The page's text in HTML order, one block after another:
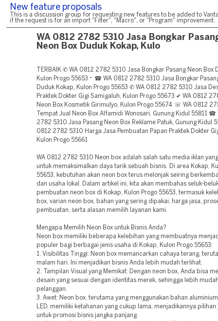
New feature proposals
This is a discussion group for requesting new features to be added to
if the request is for an import "Filter", "Macro", or "Program" improvement.
WA 0812 2782 5310 Jasa Bongkar
Neon Box Duduk Kokap, Kulo
TERBAIK ✆ WA 0812 2782 5310 Jasa Bongkar Pasang Neon Box
Kulon Progo 55653 ~ ☎ WA 0812 2782 5310 Jasa Bongkar
Duduk Kokap, Kulon Progo 55653 ✆ WA 0812 2782 5310 Jasa
Praktek Dokter Gigi Samigaluh, Kulon Progo 55673 ✔ WA 0812
Neon Box Kosmetik Girimulyo, Kulon Progo 55674 ☏ WA 0812
Tempat Jual Neon Box Alfamidi Wonosari, Gunung Kidul 55811 ☎
2782 5310 Jasa Pasang Neon Box Reklame Patuk, Gunung Kidul
0812 2782 5310 Harga Jasa Pembuatan Papan Praktek Dokter
Kulon Progo 55661
WA 0812 2782 5310 Neon box adalah salah satu media iklan
untuk memaksimalkan daya tarik sebuah bisnis. Di area Kokap,
55653, kebutuhan akan neon box terus melonjak seiring
dan usaha lokal. Dalam artikel ini, kita akan membahas seluk-
pembuatan neon box di Kokap, Kulon Progo 55653, termasuk
box, varian neon box, bahan yang sering dipakai, harga jasa,
pembuatan, serta alasan memilih layanan kami.
Mengapa Memilih Neon Box untuk Bisnis Anda?
Neon box memiliki beberapa kelebihan yang membuatnya
populer bagi berbagai jenis usaha di Kokap, Kulon Progo 55653:
1. Visibilitas Tinggi: Neon box memancarkan cahaya terang,
malam hari. Ini menjadikan bisnis Anda lebih mudah terlihat.
2. Tampilan Visual yang Memikat: Dengan neon box, Anda bisa
desain yang sesuai dengan identitas merek, sehingga lebih
pelanggan.
3. Awet: Neon box, terutama yang menggunakan bahan
LED, memiliki ketahanan yang cukup lama, menjadikannya pilihan
untuk promosi bisnis jangka panjang.